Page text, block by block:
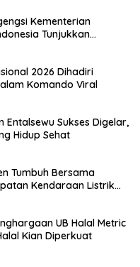
Kementerian
Tunjukkan
2026 Dihadiri
Komando Viral
Entalsewu Sukses Digelar,
Hidup Sehat
Tumbuh Bersama
Kendaraan Listrik
UB Halal Metric
Kian Diperkuat